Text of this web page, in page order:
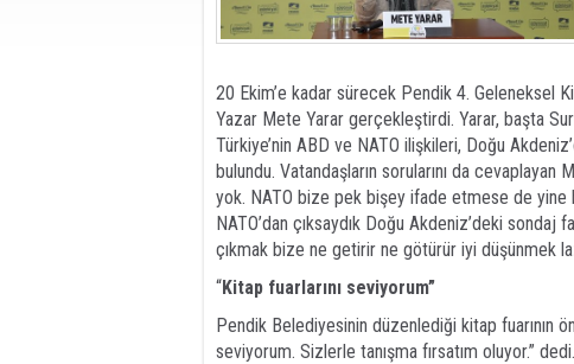
20 Ekim’e kadar sürecek Pendik 4. Geleneksel
Yazar Mete Yarar gerçekleştirdi. Yarar, başta
Türkiye’nin ABD ve NATO ilişkileri, Doğu
bulundu. Vatandaşların sorularını da
yok. NATO bize pek bişey ifade etmese de yine
NATO’dan çıksaydık Doğu Akdeniz’deki sondaj
çıkmak bize ne getirir ne götürür iyi düşünmek
“Kitap fuarlarını seviyorum”
Pendik Belediyesinin düzenlediği kitap fuarının
seviyorum. Sizlerle tanışma fırsatım oluyor.”